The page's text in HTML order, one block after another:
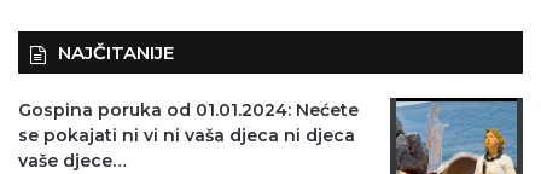
NAJČITANIJE
Gospina poruka od 01.01.2024: Nećete
se pokajati ni vi ni vaša djeca ni djeca
vaše djece…